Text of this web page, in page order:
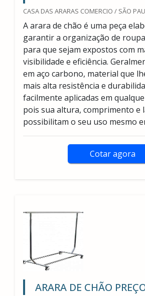
CASA DAS ARARAS COMERCIO / SÃO
A arara de chão é uma peça
garantir a organização de
para que sejam expostos com
visibilidade e eficiência.
em aço carbono, material que
mais alta resistência e
facilmente aplicadas em
pois sua altura, comprimento e
possibilitam o seu uso mesmo
Cotar agora
ARARA DE CHÃO